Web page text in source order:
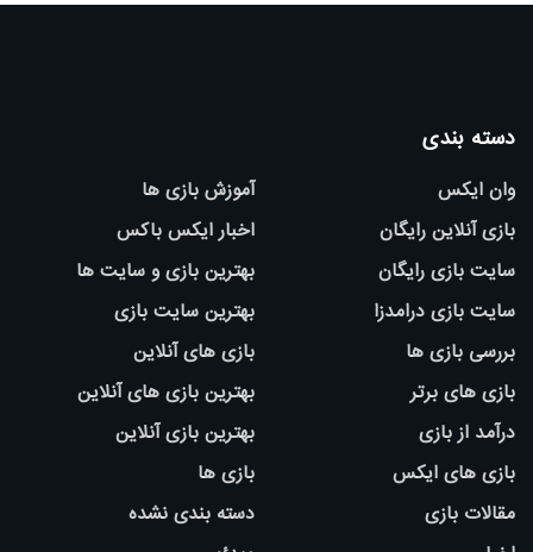
دسته بندی
وان ایکس
بازی آنلاین رایگان
سایت بازی رایگان
سایت بازی درامدزا
بررسی بازی ها
بازی های برتر
درآمد از بازی
بازی های ایکس
مقالات بازی
آموزش بازی ها
اخبار ایکس باکس
بهترین بازی و سایت ها
بهترین سایت بازی
بازی های آنلاین
بهترین بازی های آنلاین
بهترین بازی آنلاین
بازی ها
دسته بندی نشده